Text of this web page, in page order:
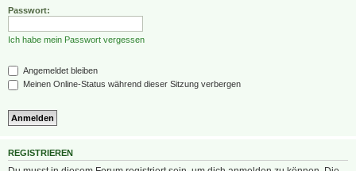
Passwort:
Ich habe mein Passwort vergessen
Angemeldet bleiben
Meinen Online-Status während dieser Sitzung verbergen
REGISTRIEREN